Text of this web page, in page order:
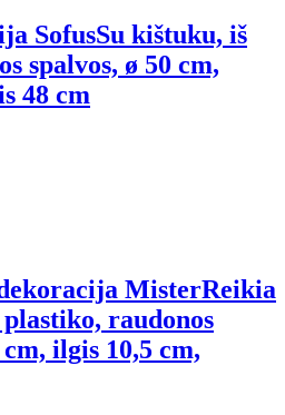
SofusSu kištuku, iš
spalvos, ø 50 cm,
48 cm
MisterReikia
raudonos
ilgis 10,5 cm,